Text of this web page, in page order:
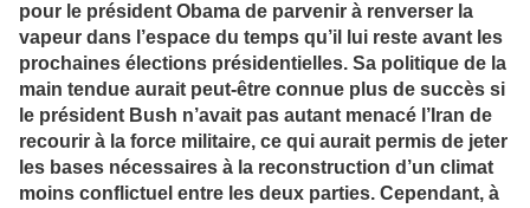
pour le président Obama de parvenir à renverser la
vapeur dans l’espace du temps qu’il lui reste avant les
prochaines élections présidentielles. Sa politique de la
main tendue aurait peut-être connue plus de succès si
le président Bush n’avait pas autant menacé l’Iran de
recourir à la force militaire, ce qui aurait permis de jeter
les bases nécessaires à la reconstruction d’un climat
moins conflictuel entre les deux parties. Cependant, à